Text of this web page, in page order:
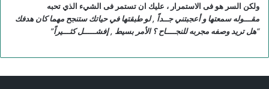
ولكن السر هو فى الاستمرار ، عليك ان تستمر فى الشيء الذي تحبه
مقـــوله سمعتها و أعجبتني جــداً , لو طبقتها في حياتك ستنجح مهما كان هدفك
“هل تريد وصفه مجربه للنجــــاح ؟ الأمر بسيط , إفشـــــل كثـــيراً”